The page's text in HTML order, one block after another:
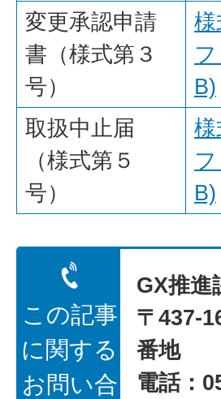
変更承認申請
書（様式第３
号）
様
B)
取扱中止届
（様式第５
号）
様
B)
この記事
に関する
お問い合
GX推進
〒437-
番地
電話：